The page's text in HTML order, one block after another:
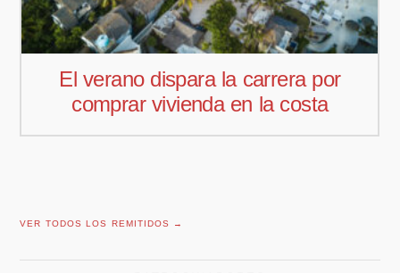
Pedro Aguiar nuevo
comercial para Offcoustic
VER TODOS LOS REMITIDOS →